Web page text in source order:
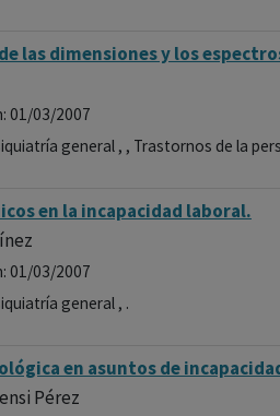
las dimensiones y los
01/03/2007
general , , Trastornos de la
en la incapacidad laboral.
01/03/2007
general , .
en asuntos de
Pérez